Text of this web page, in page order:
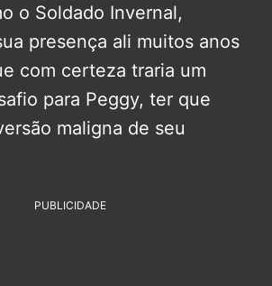
o Soldado Invernal,
presença ali muitos anos
com certeza traria um
para Peggy, ter que
maligna de seu
PUBLICIDADE